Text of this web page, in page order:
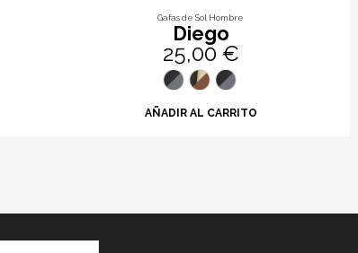
Gafas de Sol Hombre
Diego
25,00 €
AÑADIR AL CARRITO